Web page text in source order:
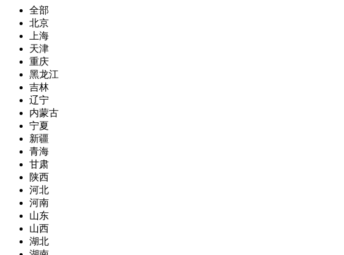
全部
北京
上海
天津
重庆
黑龙江
吉林
辽宁
内蒙古
宁夏
新疆
青海
甘肃
陕西
河北
河南
山东
山西
湖北